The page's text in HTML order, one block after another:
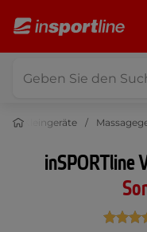
Kleingeräte
inSPORTline